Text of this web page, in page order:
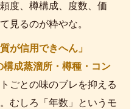
度、樽構成、度数、価
見るのが粋やな。
が信用できへん」
構成蒸溜所・樽種・コン
ごとの味のブレを抑える
むしろ「年数」というモ